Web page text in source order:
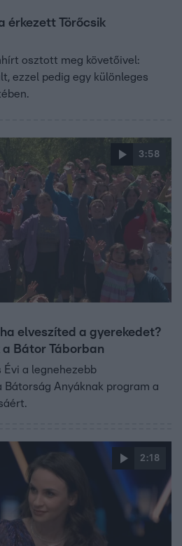
érkezett Törőcsik
osztott meg követőivel:
ezzel pedig egy különleges
3:58
elveszíted a gyerekedet?
Bátor Táborban
Évi a legnehezebb
Anyáknak program a
2:18